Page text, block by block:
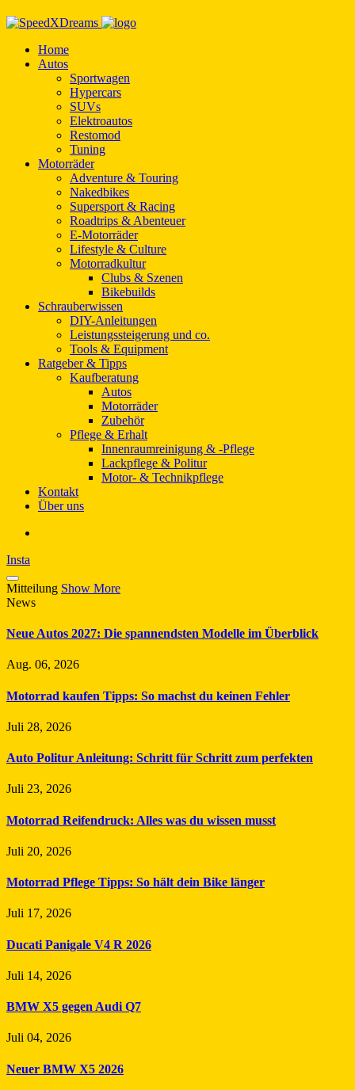
Home
Autos
Sportwagen
Hypercars
SUVs
Elektroautos
Restomod
Tuning
Motorräder
Adventure & Touring
Nakedbikes
Supersport & Racing
Roadtrips & Abenteuer
E-Motorräder
Lifestyle & Culture
Motorradkultur
Clubs & Szenen
Bikebuilds
Schrauberwissen
DIY-Anleitungen
Leistungssteigerung und co.
Tools & Equipment
Ratgeber & Tipps
Kaufberatung
Autos
Motorräder
Zubehör
Pflege & Erhalt
Innenraumreinigung & -Pflege
Lackpflege & Politur
Motor- & Technikpflege
Kontakt
Über uns
Insta
Mitteilung Show More
News
Neue Autos 2027: Die spannendsten Modelle im Überblick
Aug. 06, 2026
Motorrad kaufen Tipps: So machst du keinen Fehler
Juli 28, 2026
Auto Politur Anleitung: Schritt für Schritt zum perfekten
Juli 23, 2026
Motorrad Reifendruck: Alles was du wissen musst
Juli 20, 2026
Motorrad Pflege Tipps: So hält dein Bike länger
Juli 17, 2026
Ducati Panigale V4 R 2026
Juli 14, 2026
BMW X5 gegen Audi Q7
Juli 04, 2026
Neuer BMW X5 2026